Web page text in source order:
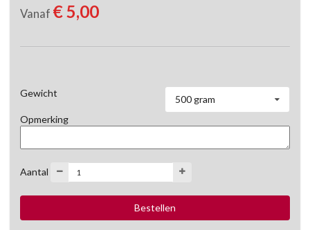
Vanaf € 5,00
Gewicht
500 gram
Opmerking
Aantal